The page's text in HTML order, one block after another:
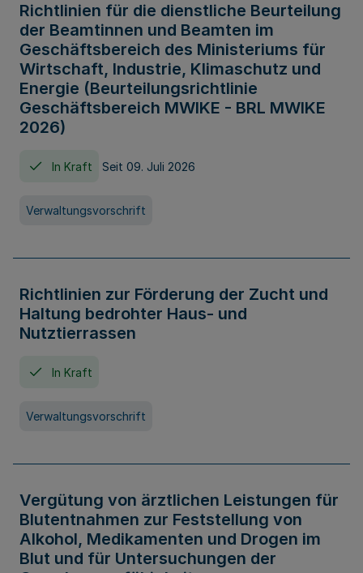
Richtlinien für die dienstliche Beurteilung
der Beamtinnen und Beamten im
Geschäftsbereich des Ministeriums für
Wirtschaft, Industrie, Klimaschutz und
Energie (Beurteilungsrichtlinie
Geschäftsbereich MWIKE - BRL MWIKE
2026)
In Kraft Seit 09. Juli 2026
Verwaltungsvorschrift
Richtlinien zur Förderung der Zucht und
Haltung bedrohter Haus- und
Nutztierrassen
In Kraft
Verwaltungsvorschrift
Vergütung von ärztlichen Leistungen für
Blutentnahmen zur Feststellung von
Alkohol, Medikamenten und Drogen im
Blut und für Untersuchungen der